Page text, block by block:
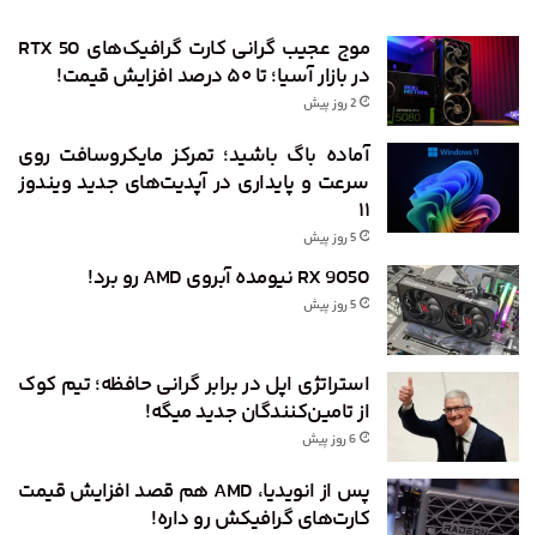
موج عجیب گرانی کارت گرافیک‌های RTX 50
در بازار آسیا؛ تا ۵۰ درصد افزایش قیمت!
2 روز پیش
آماده باگ باشید؛ تمرکز مایکروسافت روی
سرعت و پایداری در آپدیت‌های جدید ویندوز
۱۱
5 روز پیش
RX 9050 نیومده آبروی AMD رو برد!
5 روز پیش
استراتژی اپل در برابر گرانی حافظه؛ تیم کوک
از تامین‌کنندگان جدید میگه!
6 روز پیش
پس از انویدیا، AMD هم قصد افزایش قیمت
کارت‌های گرافیکش رو داره!